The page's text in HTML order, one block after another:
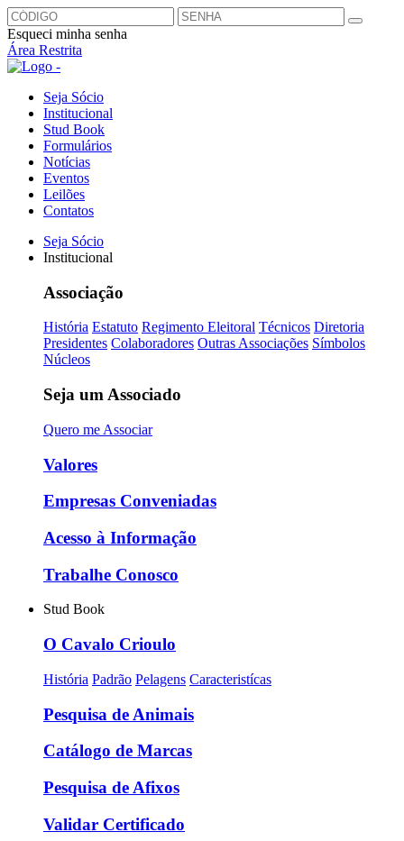
Esqueci minha senha
Área Restrita
Seja Sócio
Institucional
Stud Book
Formulários
Notícias
Eventos
Leilões
Contatos
Seja Sócio
Institucional
Associação
História Estatuto Regimento Eleitoral Técnicos Diretoria
Presidentes Colaboradores Outras Associações Símbolos
Núcleos
Seja um Associado
Quero me Associar
Valores
Empresas Conveniadas
Acesso à Informação
Trabalhe Conosco
Stud Book
O Cavalo Crioulo
História Padrão Pelagens Caracteristícas
Pesquisa de Animais
Catálogo de Marcas
Pesquisa de Afixos
Validar Certificado